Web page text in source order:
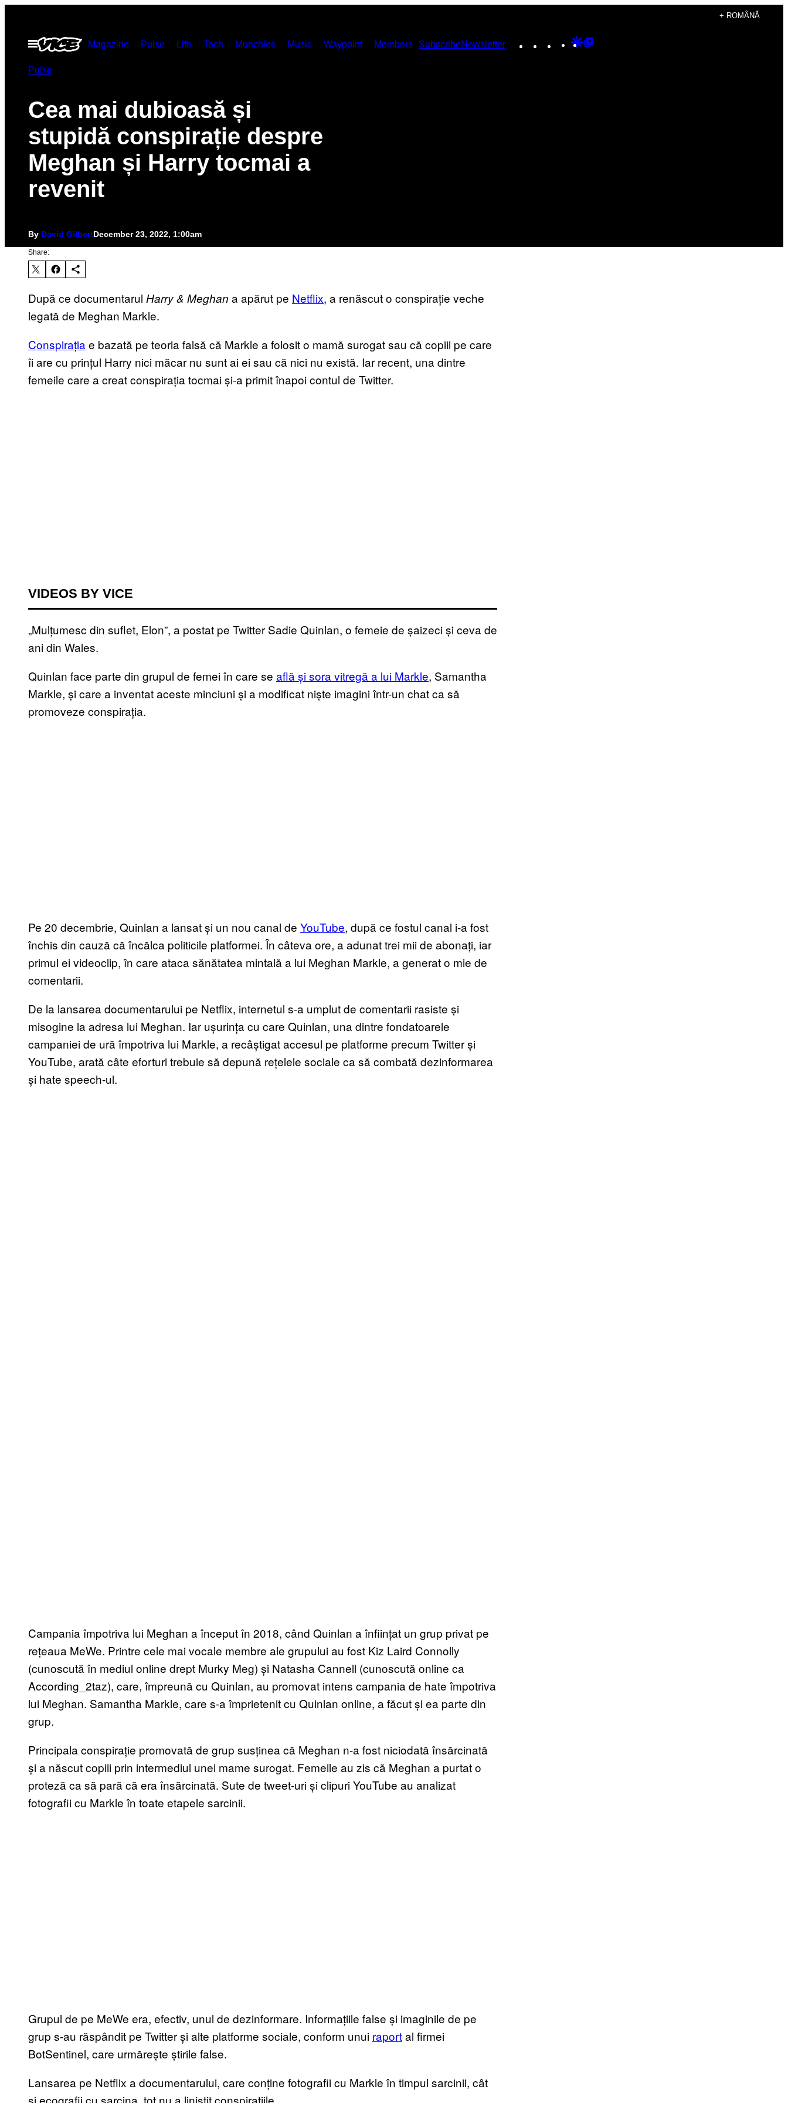
content
+ ROMÂNĂ
Open
Menu
Magazine Pulse Life Tech Munchies Music Waypoint Members SubscribeNewsletter Instagram
TikTokYouTube
Google
Pulse
Cea mai dubioasă și
stupidă conspirație despre
Meghan și Harry tocmai a
revenit
By David GilbertDecember 23, 2022, 1:00am
Share:
După ce documentarul Harry & Meghan a apărut pe Netflix, a renăscut o conspirație veche
legată de Meghan Markle.
Conspirația e bazată pe teoria falsă că Markle a folosit o mamă surogat sau că copiii pe care
îi are cu prințul Harry nici măcar nu sunt ai ei sau că nici nu există. Iar recent, una dintre
femeile care a creat conspirația tocmai și-a primit înapoi contul de Twitter.
VIDEOS BY VICE
„Mulțumesc din suflet, Elon”, a postat pe Twitter Sadie Quinlan, o femeie de șaizeci și ceva de
ani din Wales.
Quinlan face parte din grupul de femei în care se află și sora vitregă a lui Markle, Samantha
Markle, și care a inventat aceste minciuni și a modificat niște imagini într-un chat ca să
promoveze conspirația.
Pe 20 decembrie, Quinlan a lansat și un nou canal de YouTube, după ce fostul canal i-a fost
închis din cauză că încălca politicile platformei. În câteva ore, a adunat trei mii de abonați, iar
primul ei videoclip, în care ataca sănătatea mintală a lui Meghan Markle, a generat o mie de
comentarii.
De la lansarea documentarului pe Netflix, internetul s-a umplut de comentarii rasiste și
misogine la adresa lui Meghan. Iar ușurința cu care Quinlan, una dintre fondatoarele
campaniei de ură împotriva lui Markle, a recâștigat accesul pe platforme precum Twitter și
YouTube, arată câte eforturi trebuie să depună rețelele sociale ca să combată dezinformarea
și hate speech-ul.
Campania împotriva lui Meghan a început în 2018, când Quinlan a înființat un grup privat pe
rețeaua MeWe. Printre cele mai vocale membre ale grupului au fost Kiz Laird Connolly
(cunoscută în mediul online drept Murky Meg) și Natasha Cannell (cunoscută online ca
According_2taz), care, împreună cu Quinlan, au promovat intens campania de hate împotriva
lui Meghan. Samantha Markle, care s-a împrietenit cu Quinlan online, a făcut și ea parte din
grup.
Principala conspirație promovată de grup susținea că Meghan n-a fost niciodată însărcinată
și a născut copiii prin intermediul unei mame surogat. Femeile au zis că Meghan a purtat o
proteză ca să pară că era însărcinată. Sute de tweet-uri și clipuri YouTube au analizat
fotografii cu Markle în toate etapele sarcinii.
Grupul de pe MeWe era, efectiv, unul de dezinformare. Informațiile false și imaginile de pe
grup s-au răspândit pe Twitter și alte platforme sociale, conform unui raportal firmei
BotSentinel, care urmărește știrile false.
Lansarea pe Netflix a documentarului, care conține fotografii cu Markle în timpul sarcinii, cât